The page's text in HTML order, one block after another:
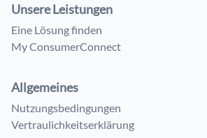
Unsere Leistungen
Eine Lösung finden
My ConsumerConnect
Allgemeines
Nutzungsbedingungen
Vertraulichkeitserklärung